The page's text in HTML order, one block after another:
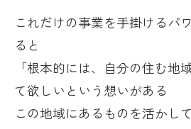
これだけの事業を手掛けるパ
ると
「根本的には、自分の住む地
て欲しいという想いがある
この地域にあるものを活かし